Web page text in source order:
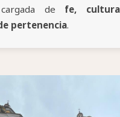
de fe,
pertenencia.